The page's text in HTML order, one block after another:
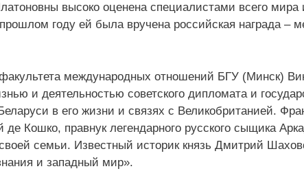
высоко оценена специалистами всего мира
году ей была вручена российская награда –
международных отношений БГУ (Минск)
и деятельностью советского дипломата и
в его жизни и связях с Великобританией.
Кошко, правнук легендарного русского сыщика
семьи. Известный историк князь Дмитрий
и западный мир».